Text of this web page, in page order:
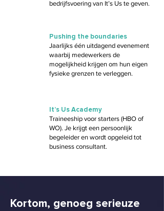
bedrijfsvoering van It’s Us te geven.
Pushing the boundaries
Jaarlijks één uitdagend evenement
waarbij medewerkers de
mogelijkheid krijgen om hun eigen
fysieke grenzen te verleggen.
It’s Us Academy
Traineeship voor starters (HBO of
WO). Je krijgt een persoonlijk
begeleider en wordt opgeleid tot
business consultant.
Kortom, genoeg serieuze